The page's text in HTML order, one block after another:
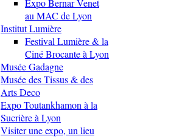
Expo Bernar Venet
au MAC de Lyon
Institut Lumière
Festival Lumière & la
Ciné Brocante à Lyon
Musée Gadagne
Musée des Tissus & des
Arts Deco
Expo Toutankhamon à la
Sucrière à Lyon
Visiter une expo, un lieu